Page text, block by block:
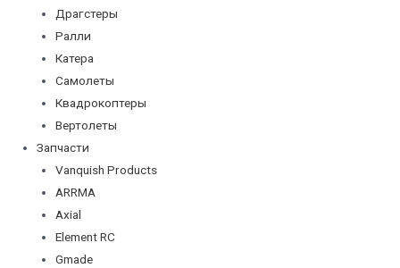
Драгстеры
Ралли
Катера
Самолеты
Квадрокоптеры
Вертолеты
Запчасти
Vanquish Products
ARRMA
Axial
Element RC
Gmade